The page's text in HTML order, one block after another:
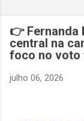
👉 Fernanda
central na
foco no voto
julho 06, 2026